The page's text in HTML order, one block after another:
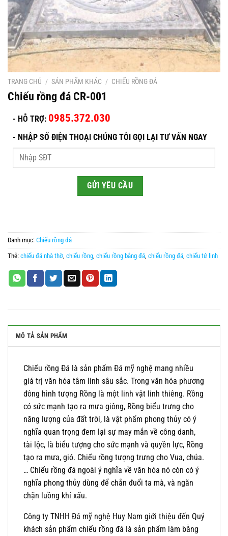
TRANG CHỦ / SẢN PHẨM KHÁC / CHIẾU RỒNG ĐÁ
Chiếu rồng đá CR-001
- HỖ TRỢ: 0985.372.030
- NHẬP SỐ ĐIỆN THOẠI CHÚNG TÔI GỌI LẠI TƯ VẤN NGAY
Danh mục: Chiếu rồng đá
Thẻ: chiếu đá nhà thờ chiếu rồng chiếu rồng bằng đá chiếu rồng đá chiếu tứ linh
MÔ TẢ SẢN PHẨM
Chiếu rồng Đá là sản phẩm Đá mỹ nghệ mang nhiều
giá trị văn hóa tâm linh sâu sắc. Trong văn hóa phương
đông hình tượng Rồng là một linh vật linh thiêng. Rồng
có sức mạnh tạo ra mưa giông, Rồng biểu trưng cho
năng lượng của đất trời, là vật phẩm phong thủy có ý
nghĩa quan trọng đem lại sự may mắn về công danh,
tài lộc, là biểu tượng cho sức mạnh và quyền lực, Rồng
tạo ra mưa, gió. Chiếu rồng tượng trưng cho Vua, chúa.
… Chiếu rồng đá ngoài ý nghĩa về văn hóa nó còn có ý
nghĩa phong thủy dùng để chắn đuổi ta mà, và ngăn
chặn luồng khí xấu.
Công ty TNHH Đá mỹ nghệ Huy Nam giới thiệu đến Quý
khách sản phẩm chiếu rồng đá là sản phẩm làm bằng